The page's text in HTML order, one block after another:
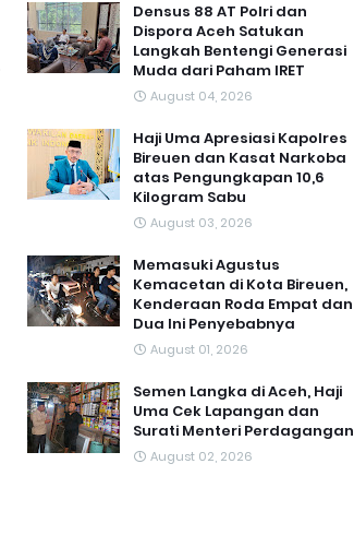
Densus 88 AT Polri dan
Dispora Aceh Satukan
Langkah Bentengi Generasi
Muda dari Paham IRET
August 04, 2026
Haji Uma Apresiasi Kapolres
Bireuen dan Kasat Narkoba
atas Pengungkapan 10,6
Kilogram Sabu
August 03, 2026
Memasuki Agustus
Kemacetan di Kota Bireuen,
Kenderaan Roda Empat dan
Dua Ini Penyebabnya
August 01, 2026
Semen Langka di Aceh, Haji
Uma Cek Lapangan dan
Surati Menteri Perdagangan
August 02, 2026